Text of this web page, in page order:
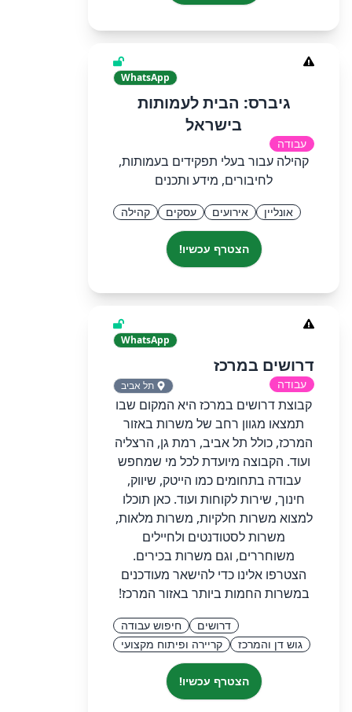
WhatsApp
גיברס: הבית לעמותות
בישראל
עבודה
קהילה עבור בעלי תפקידים בעמותות,
לחיבורים, מידע ותכנים
אונליין אירועים עסקים קהילה
הצטרף עכשיו!
WhatsApp
דרושים במרכז
עבודה תל אביב
קבוצת דרושים במרכז היא המקום שבו
תמצאו מגוון רחב של משרות באזור
המרכז, כולל תל אביב, רמת גן, הרצליה
ועוד. הקבוצה מיועדת לכל מי שמחפש
עבודה בתחומים כמו הייטק, שיווק,
חינוך, שירות לקוחות ועוד. כאן תוכלו
למצוא משרות חלקיות, משרות מלאות,
משרות לסטודנטים ולחיילים
משוחררים, וגם משרות בכירים.
הצטרפו אלינו כדי להישאר מעודכנים
במשרות החמות ביותר באזור המרכז!
דרושים
חיפוש עבודה
גוש דן והמרכז
קריירה ופיתוח מקצועי
הצטרף עכשיו!